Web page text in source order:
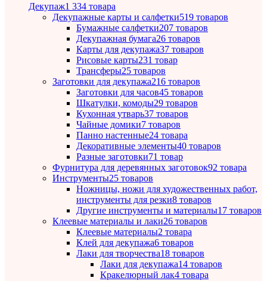
Декупаж1 334 товара
Декупажные карты и салфетки519 товаров
Бумажные салфетки207 товаров
Декупажная бумага26 товаров
Карты для декупажа37 товаров
Рисовые карты231 товар
Трансферы25 товаров
Заготовки для декупажа216 товаров
Заготовки для часов45 товаров
Шкатулки, комоды29 товаров
Кухонная утварь37 товаров
Чайные домики7 товаров
Панно настенные24 товара
Декоративные элементы40 товаров
Разные заготовки71 товар
Фурнитура для деревянных заготовок92 товара
Инструменты25 товаров
Ножницы, ножи для художественных работ,
инструменты для резки8 товаров
Другие инструменты и материалы17 товаров
Клеевые материалы и лаки26 товаров
Клеевые материалы2 товара
Клей для декупажа6 товаров
Лаки для творчества18 товаров
Лаки для декупажа14 товаров
Кракелюрный лак4 товара